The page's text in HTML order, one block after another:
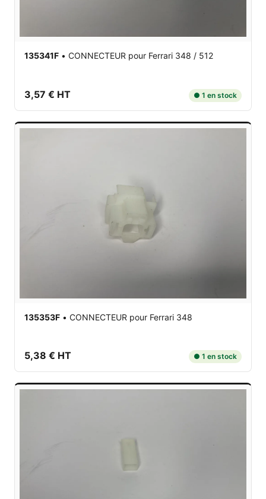
135341F • CONNECTEUR pour Ferrari 348 / 512
3,57 € HT ● 1 en stock
135353F • CONNECTEUR pour Ferrari 348
5,38 € HT ● 1 en stock